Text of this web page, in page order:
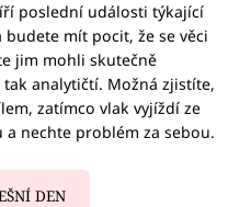
poslední události týkající
mít pocit, že se věci
jim mohli skutečně
analytičtí. Možná zjistíte,
zatímco vlak vyjíždí ze
nechte problém za sebou.
DEN